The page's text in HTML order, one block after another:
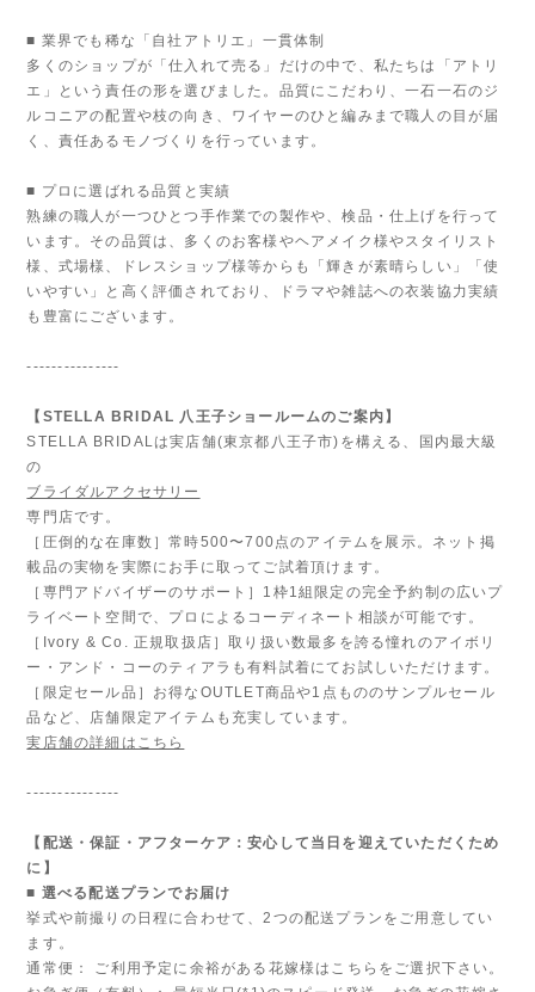
■ 業界でも稀な「自社アトリエ」一貫体制
多くのショップが「仕入れて売る」だけの中で、私たちは「アトリ
エ」という責任の形を選びました。品質にこだわり、一石一石のジ
ルコニアの配置や枝の向き、ワイヤーのひと編みまで職人の目が届
く、責任あるモノづくりを行っています。
■ プロに選ばれる品質と実績
熟練の職人が一つひとつ手作業での製作や、検品・仕上げを行って
います。その品質は、多くのお客様やヘアメイク様やスタイリスト
様、式場様、ドレスショップ様等からも「輝きが素晴らしい」「使
いやすい」と高く評価されており、ドラマや雑誌への衣装協力実績
も豊富にございます。
---------------
【STELLA BRIDAL 八王子ショールームのご案内】
STELLA BRIDALは実店舗(東京都八王子市)を構える、国内最大級
の
ブライダルアクセサリー
専門店です。
［圧倒的な在庫数］常時500〜700点のアイテムを展示。ネット掲
載品の実物を実際にお手に取ってご試着頂けます。
［専門アドバイザーのサポート］1枠1組限定の完全予約制の広いプ
ライベート空間で、プロによるコーディネート相談が可能です。
［Ivory & Co. 正規取扱店］取り扱い数最多を誇る憧れのアイボリ
ー・アンド・コーのティアラも有料試着にてお試しいただけます。
［限定セール品］お得なOUTLET商品や1点もののサンプルセール
品など、店舗限定アイテムも充実しています。
実店舗の詳細はこちら
---------------
【配送・保証・アフターケア：安心して当日を迎えていただくため
に】
■ 選べる配送プランでお届け
挙式や前撮りの日程に合わせて、2つの配送プランをご用意してい
ます。
通常便： ご利用予定に余裕がある花嫁様はこちらをご選択下さい。